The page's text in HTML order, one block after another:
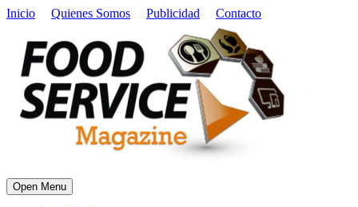
Inicio Quienes Somos Publicidad Contacto
Open Menu